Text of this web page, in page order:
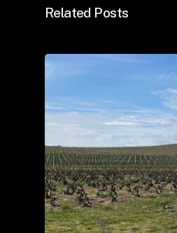
Related Posts